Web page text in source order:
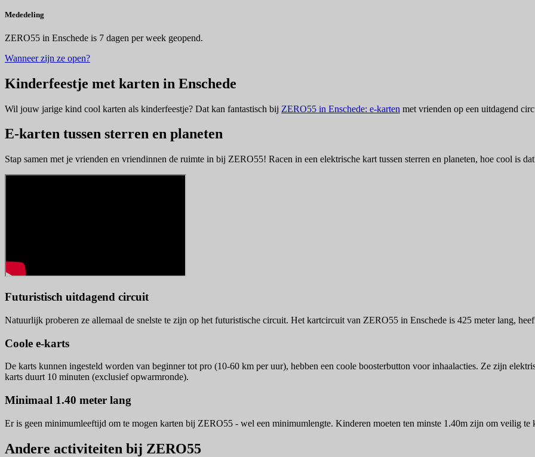
Mededeling
ZERO55 in Enschede is 7 dagen per week geopend.
Wanneer zijn ze open?
Kinderfeestje met karten in Enschede
Wil jouw jarige kind cool karten als kinderfeestje? Dat kan fantastisch bij ZERO55 in Enschede: e-karten met vrienden op een uitdagend
E-karten tussen sterren en planeten
Stap samen met je vrienden en vriendinnen de ruimte in bij ZERO55! Racen in een elektrische kart tussen sterren en planeten, hoe cool is
Futuristisch uitdagend circuit
Natuurlijk proberen ze allemaal de snelste te zijn op het futuristische circuit. Het kartcircuit van ZERO55 in Enschede is 425 meter lang,
Coole e-karts
De karts kunnen ingesteld worden van beginner tot pro (10-60 km per uur), hebben een coole boosterbutton voor inhaalacties. Ze zijn
karts duurt 10 minuten (exclusief opwarmronde).
Minimaal 1.40 meter lang
Er is geen minimumleeftijd om te mogen karten bij ZERO55 - wel een minimumlengte. Kinderen moeten ten minste 1.40m zijn om veilig te
Andere activiteiten bij ZERO55